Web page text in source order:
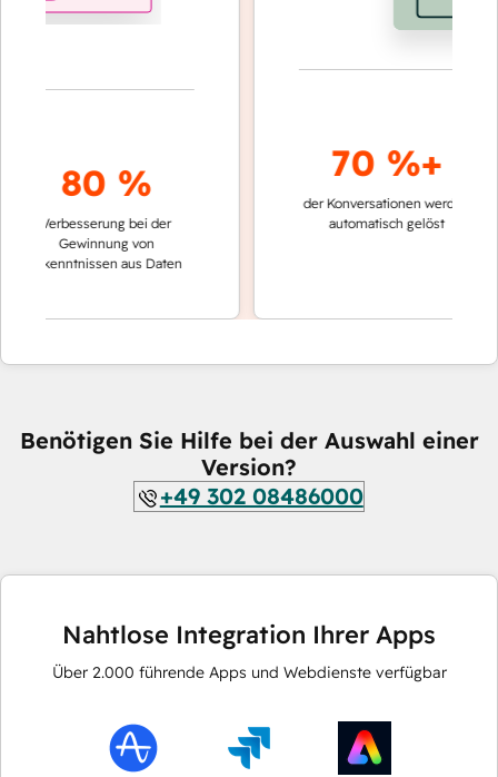
80 %
Verbesserung bei der
Gewinnung von
Erkenntnissen aus Daten
70 %+
der Konversationen werden
automatisch gelöst
Benötigen Sie Hilfe bei der Auswahl einer
Version?
+49 302 08486000
Nahtlose Integration Ihrer Apps
Über 2.000 führende Apps und Webdienste verfügbar